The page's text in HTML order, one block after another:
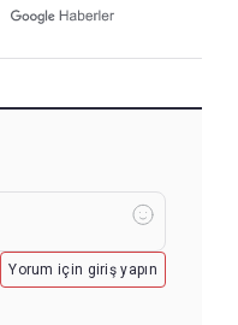
Yorum için giriş yapın